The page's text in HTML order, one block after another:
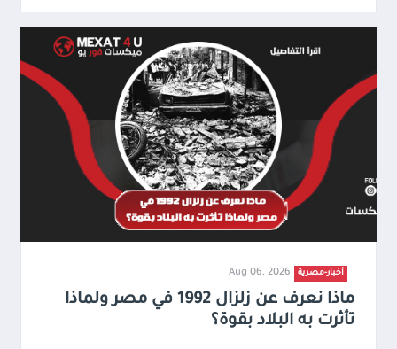
أخبار-مصرية Aug 06, 2026
ماذا نعرف عن زلزال 1992 في مصر ولماذا
تأثرت به البلاد بقوة؟